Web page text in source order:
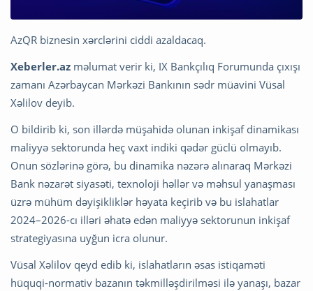
AzQR biznesin xərclərini ciddi azaldacaq.
Xeberler.az məlumat verir ki, IX Bankçılıq Forumunda çıxışı
zamanı Azərbaycan Mərkəzi Bankının sədr müavini Vüsal
Xəlilov deyib.
O bildirib ki, son illərdə müşahidə olunan inkişaf dinamikası
maliyyə sektorunda heç vaxt indiki qədər güclü olmayıb.
Onun sözlərinə görə, bu dinamika nəzərə alınaraq Mərkəzi
Bank nəzarət siyasəti, texnoloji həllər və məhsul yanaşması
üzrə mühüm dəyişikliklər həyata keçirib və bu islahatlar
2024–2026-cı illəri əhatə edən maliyyə sektorunun inkişaf
strategiyasına uyğun icra olunur.
Vüsal Xəlilov qeyd edib ki, islahatların əsas istiqaməti
hüquqi-normativ bazanın təkmilləşdirilməsi ilə yanaşı, bazar